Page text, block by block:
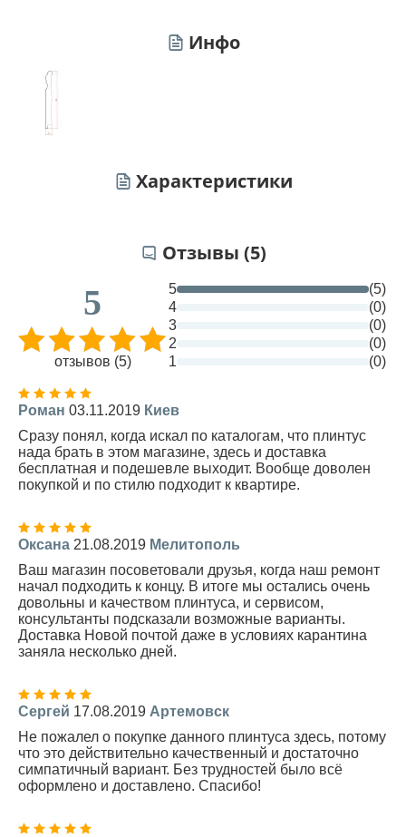
Инфо
Характеристики
Отзывы (5)
5
отзывов (5)
5
(5)
4
(0)
3
(0)
2
(0)
1
(0)
Роман 03.11.2019 Киев
Сразу понял, когда искал по каталогам, что плинтус
нада брать в этом магазине, здесь и доставка
бесплатная и подешевле выходит. Вообще доволен
покупкой и по стилю подходит к квартире.
Оксана 21.08.2019 Мелитополь
Ваш магазин посоветовали друзья, когда наш ремонт
начал подходить к концу. В итоге мы остались очень
довольны и качеством плинтуса, и сервисом,
консультанты подсказали возможные варианты.
Доставка Новой почтой даже в условиях карантина
заняла несколько дней.
Сергей 17.08.2019 Артемовск
Не пожалел о покупке данного плинтуса здесь, потому
что это действительно качественный и достаточно
симпатичный вариант. Без трудностей было всё
оформлено и доставлено. Спасибо!